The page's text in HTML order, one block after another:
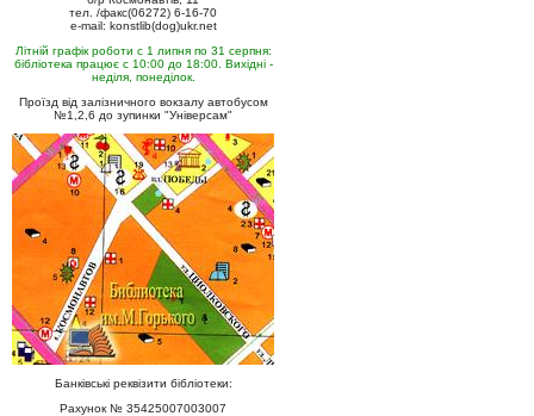
тел. /факс(06272) 6-16-70
e-mail: konstlib(dog)ukr.net
Літній графік роботи с 1 липня по 31 серпня:
бібліотека працює с 10:00 до 18:00. Вихідні -
неділя, понеділок.
Проїзд від залізничного вокзалу автобусом
№1,2,6 до зупинки "Універсам"
Банківські реквізити бібліотеки:
Рахунок № 35425007003007